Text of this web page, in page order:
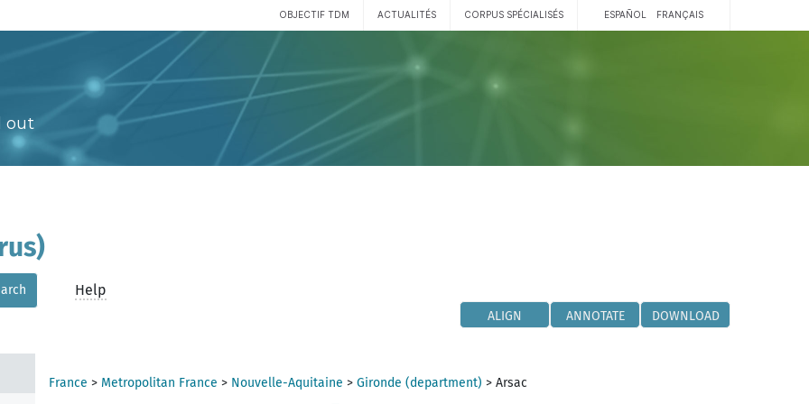
OBJECTIF TDM ACTUALITÉS CORPUS SPÉCIALISÉS ESPAÑOL FRANÇAIS
out
Help
ALIGN ANNOTATE DOWNLOAD
France > Metropolitan France > Nouvelle-Aquitaine > Gironde (department) > Arsac